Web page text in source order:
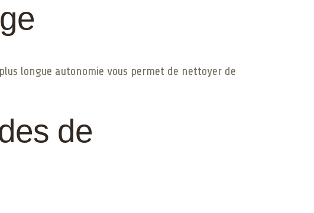
longue autonomie vous permet de nettoyer de
de